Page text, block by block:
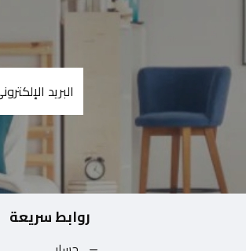
روابط سريعة